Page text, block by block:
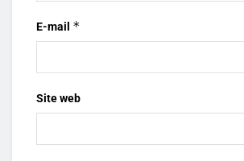
E-mail *
Site web